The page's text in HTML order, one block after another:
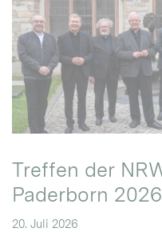
Treffen der
Paderborn 2026
20. Juli 2026